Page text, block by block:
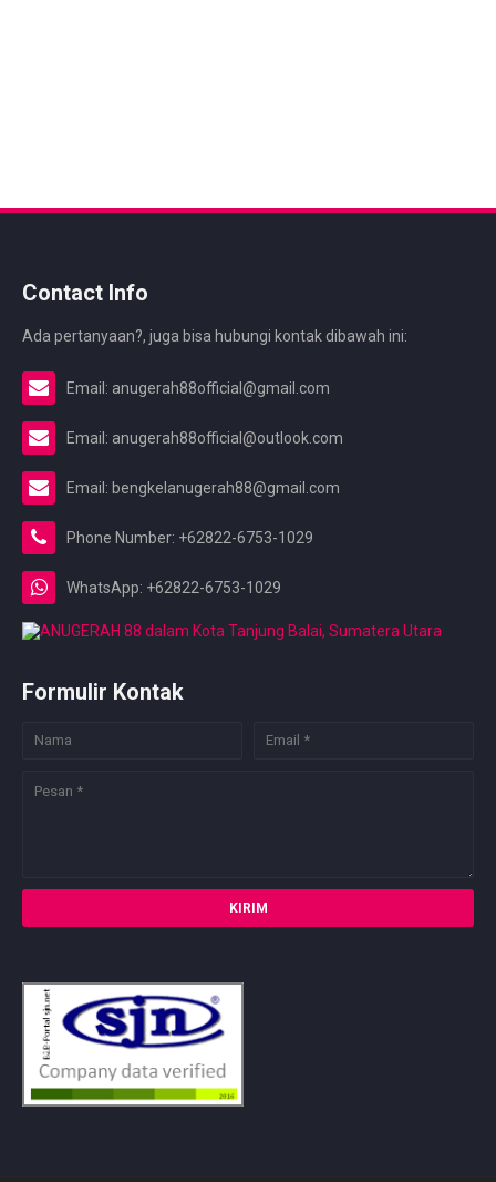
Contact Info
Ada pertanyaan?, juga bisa hubungi kontak dibawah ini:
Email: anugerah88official@gmail.com
Email: anugerah88official@outlook.com
Email: bengkelanugerah88@gmail.com
Phone Number: +62822-6753-1029
WhatsApp: +62822-6753-1029
Formulir Kontak